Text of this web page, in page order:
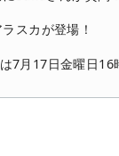
スカが登場！
7月17日金曜日16